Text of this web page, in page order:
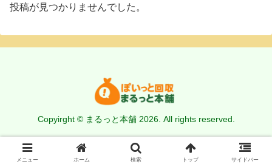
投稿が見つかりませんでした。
Copyirght © まるっと本舗 2026. All rights reserved.
サイトマップ
メニュー ホーム 検索 トップ サイドバー